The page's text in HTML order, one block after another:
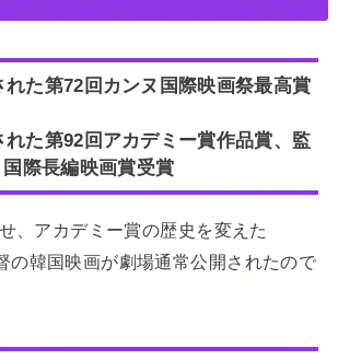
れた第72回カンヌ国際映画祭最高賞
れた第92回アカデミー賞作品賞、監
際長編映画賞受賞
、アカデミー賞の歴史を変えた
の韓国映画が劇場通常公開されたので